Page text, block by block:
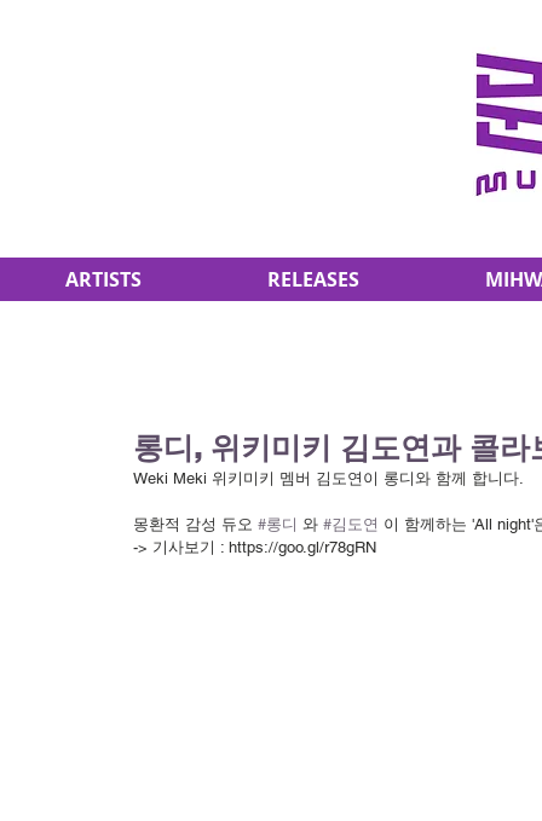
ARTISTS RELEASES
롱디, 위키미키 김도연과 콜
Weki Meki 위키미키 멤버 김도연이 롱디와 함께 합니다.
몽환적 감성 듀오 #롱디 와 #김도연 이 함께하는 'All night'
-> 기사보기 : https://goo.gl/r78gRN